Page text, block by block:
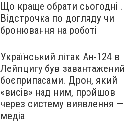
Що краще обрати сьогодні .
Відстрочка по догляду чи
бронювання на роботі
Український літак Ан-124 в
Лейпцигу був завантажений
боєприпасами. Дрон, який
«висів» над ним, пройшов
через систему виявлення —
медіа